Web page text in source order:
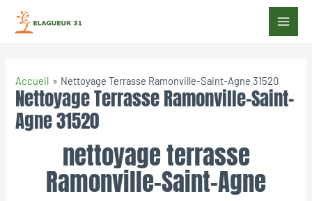
Accueil Nettoyage Terrasse Ramonville-Saint-Agne 31520
Nettoyage Terrasse Ramonville-Saint-
Agne 31520
nettoyage terrasse
Ramonville-Saint-Agne